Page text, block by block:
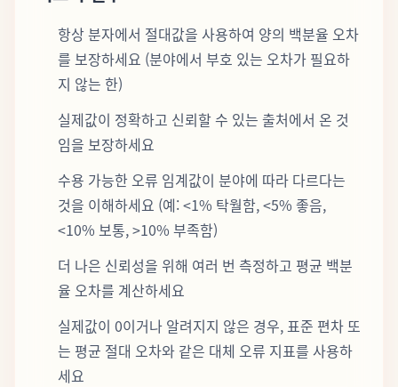
항상 분자에서 절대값을 사용하여 양의 백분율 오차
를 보장하세요 (분야에서 부호 있는 오차가 필요하
지 않는 한)
실제값이 정확하고 신뢰할 수 있는 출처에서 온 것
임을 보장하세요
수용 가능한 오류 임계값이 분야에 따라 다르다는
것을 이해하세요 (예: <1% 탁월함, <5% 좋음,
<10% 보통, >10% 부족함)
더 나은 신뢰성을 위해 여러 번 측정하고 평균 백분
율 오차를 계산하세요
실제값이 0이거나 알려지지 않은 경우, 표준 편차 또
는 평균 절대 오차와 같은 대체 오류 지표를 사용하
세요